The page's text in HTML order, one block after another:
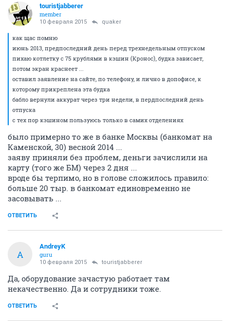
touristjabberer
member
10 февраля 2015 quaker
как щас помню
июнь 2013, предпоследний день перед трехнедельным отпуском
пихаю котлетку с 75 крублями в кэшин (Кронос), будка зависает,
потом экран краснеет ...
оставил заявление на сайте, по телефону, и лично в допофисе, к
которому прикреплена эта будка
бабло вернули аккурат через три недели, в пердпоследний день
отпуска
с тех пор кэшином пользуюсь только в самих отделениях
было примерно то же в банке Москвы (банкомат на
Каменской, 30) весной 2014 ...
заяву приняли без проблем, деньги зачислили на
карту (того же БМ) через 2 дня ...
вроде бы терпимо, но в голове сложилось правило:
больше 20 тыр. в банкомат единовременно не
засовывать ...
ОТВЕТИТЬ
A
AndreyK
guru
10 февраля 2015 touristjabberer
Да, оборудование зачастую работает там
некачественно. Да и сотрудники тоже.
ОТВЕТИТЬ